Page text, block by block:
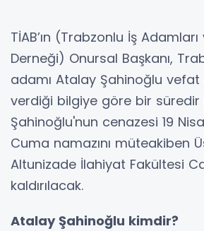
TİAB’ın (Trabzonlu İş
Derneği) Onursal Başkanı,
adamı Atalay Şahinoğlu vefat
verdiği bilgiye göre bir süredir
Şahinoğlu'nun cenazesi 19
Cuma namazını müteakiben
Altunizade İlahiyat Fakültesi
kaldırılacak.
Atalay Şahinoğlu kimdir?